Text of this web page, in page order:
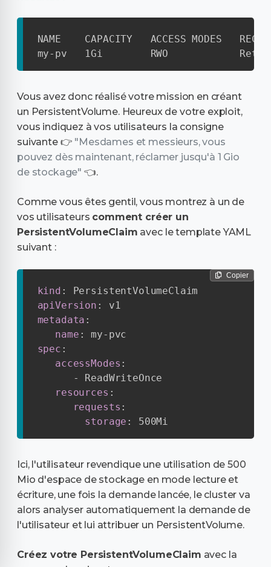
NAME    CAPACITY   ACCESS MODES
my-pv   1Gi        RWO
Vous avez donc réalisé votre mission en créant
un PersistentVolume. Heureux de votre exploit,
vous indiquez à vos utilisateurs la consigne
suivante 👉 "Mesdames et messieurs, vous
pouvez dès maintenant, réclamer jusqu'à 1 Gio
de stockage" 👈.
Comme vous êtes gentil, vous montrez à un de
vos utilisateurs comment créer un
PersistentVolumeClaim avec le template YAML
suivant :
Copier
kind :
apiVersion :
metadata :
name : my-
spec :
accessModes :
-
ReadWriteOnce
resources :
requests :
storage : 500Mi
Ici, l'utilisateur revendique une utilisation de 500
Mio d'espace de stockage en mode lecture et
écriture, une fois la demande lancée, le cluster va
alors analyser automatiquement la demande de
l'utilisateur et lui attribuer un PersistentVolume.
Créez votre PersistentVolumeClaim avec la